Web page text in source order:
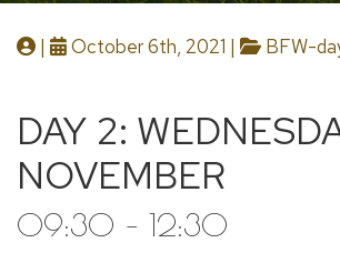
| October 6th, 2021 | BFW-
DAY 2:
NOVEMBER
09:30 – 12:30